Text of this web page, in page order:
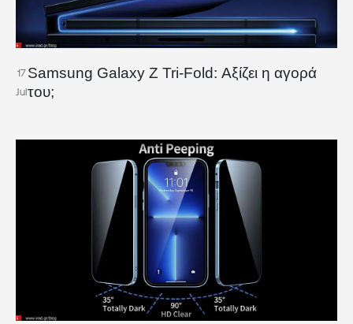
17
Jul
Samsung Galaxy Z Tri-Fold: Αξίζει η αγορά
του;